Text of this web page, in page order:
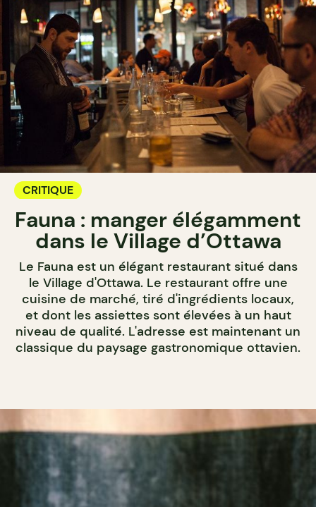
CRITIQUE
Fauna : manger élégamment
dans le Village d’Ottawa
Le Fauna est un élégant restaurant situé dans
le Village d'Ottawa. Le restaurant offre une
cuisine de marché, tiré d'ingrédients locaux,
et dont les assiettes sont élevées à un haut
niveau de qualité. L'adresse est maintenant un
classique du paysage gastronomique ottavien.